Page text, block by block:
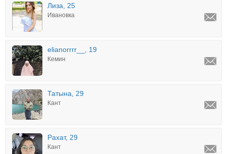
Лиза, 25
Ивановка
elianorrrr__, 19
Кемин
Татына, 29
Кант
Рахат, 29
Кант